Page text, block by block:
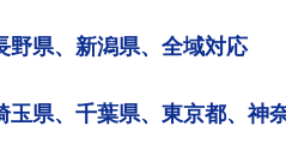
野県、新潟県、全域対応
県、千葉県、東京都、神